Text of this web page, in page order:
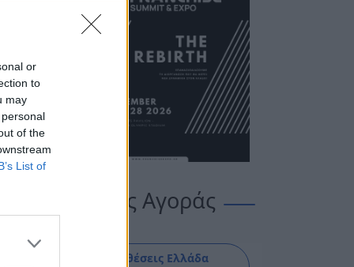
or
to
may
of the
List of
Οδηγός Αγοράς
Εκθέσεις Ελλάδα